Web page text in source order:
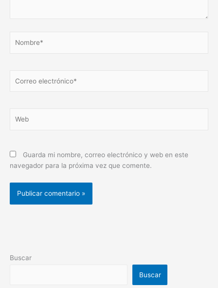
electrónico*
Guarda mi nombre, correo electrónico y web en este
navegador para la próxima vez que comente.
Buscar
Buscar